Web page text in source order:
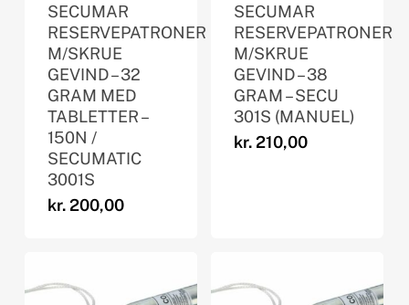
SECUMAR
RESERVEPATRONER
M/SKRUE
GEVIND – 32
GRAM MED
TABLETTER –
150N /
SECUMATIC
3001S
kr.200,00
SECUMAR
RESERVEPATRONER
M/SKRUE
GEVIND – 38
GRAM – SECU
301S (MANUEL)
kr.210,00